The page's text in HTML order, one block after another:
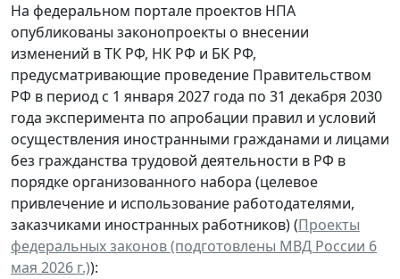
На федеральном портале проектов НПА
опубликованы законопроекты о внесении
изменений в ТК РФ, НК РФ и БК РФ,
предусматривающие проведение Правительством
РФ в период с 1 января 2027 года по 31 декабря 2030
года эксперимента по апробации правил и условий
осуществления иностранными гражданами и лицами
без гражданства трудовой деятельности в РФ в
порядке организованного набора (целевое
привлечение и использование работодателями,
заказчиками иностранных работников) (Проекты
федеральных законов (подготовлены МВД России 6
мая 2026 г.)):